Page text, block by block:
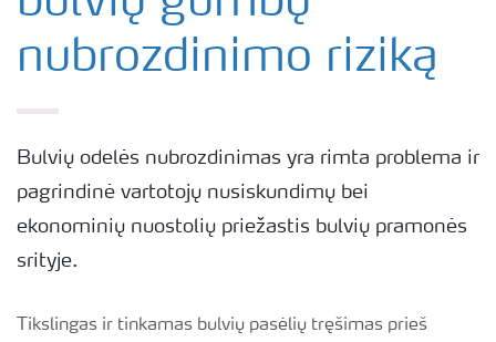
nubrozdinimo riziką
Bulvių odelės nubrozdinimas yra rimta problema ir
pagrindinė vartotojų nusiskundimų bei
ekonominių nuostolių priežastis bulvių pramonės
srityje.
Tikslingas ir tinkamas bulvių pasėlių tręšimas prieš